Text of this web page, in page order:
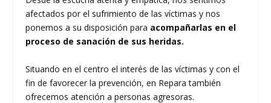
afectados por el sufrimiento de las víctimas y nos
ponemos a su disposición para acompañarlas en el
proceso de sanación de sus heridas.
Situando en el centro el interés de las víctimas y con el
fin de favorecer la prevención, en Repara también
ofrecemos atención a personas agresoras.